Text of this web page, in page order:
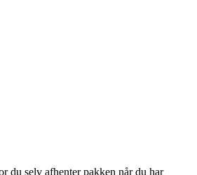
du selv afhenter pakken når du har